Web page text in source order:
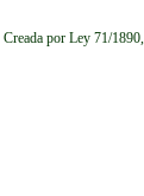
Creada por Ley 71/